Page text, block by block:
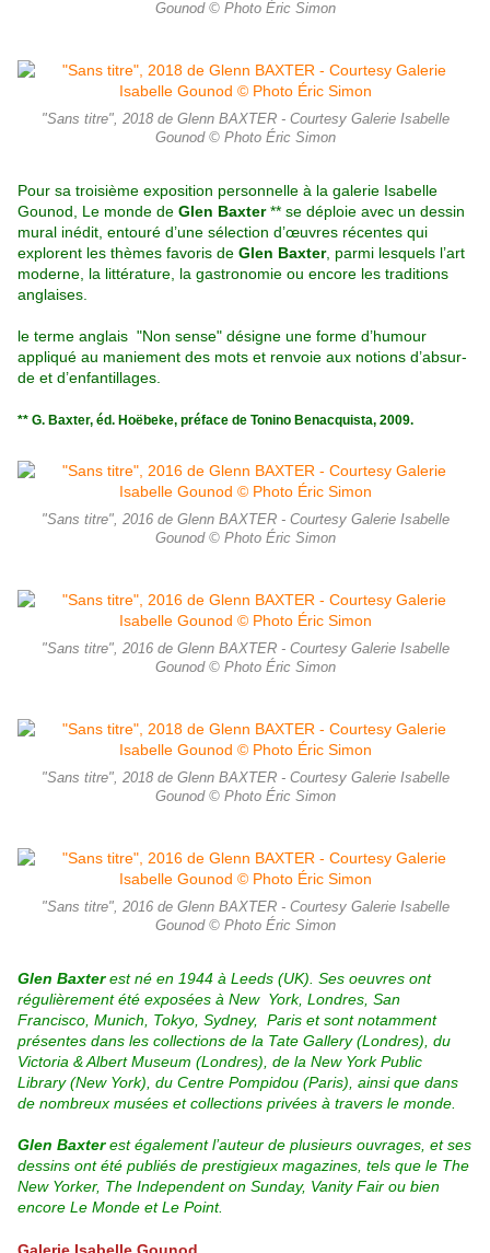
Gounod © Photo Éric Simon
"Sans titre", 2018 de Glenn BAXTER - Courtesy Galerie Isabelle
Gounod © Photo Éric Simon
Pour sa troisième exposition personnelle à la galerie Isabelle
Gounod, Le monde de Glen Baxter** se déploie avec un dessin
mural inédit, entouré d’une sélection d’œuvres récentes qui
explorent les thèmes favoris de Glen Baxter, parmi lesquels l’art
moderne, la littérature, la gastronomie ou encore les traditions
anglaises.
le terme anglais "Non sense" désigne une forme d’humour
appliqué au maniement des mots et renvoie aux notions d’absur-
de et d’enfantillages.
** G. Baxter, éd. Hoëbeke, préface de Tonino Benacquista, 2009.
"Sans titre", 2016 de Glenn BAXTER - Courtesy Galerie Isabelle
Gounod © Photo Éric Simon
"Sans titre", 2016 de Glenn BAXTER - Courtesy Galerie Isabelle
Gounod © Photo Éric Simon
"Sans titre", 2018 de Glenn BAXTER - Courtesy Galerie Isabelle
Gounod © Photo Éric Simon
"Sans titre", 2016 de Glenn BAXTER - Courtesy Galerie Isabelle
Gounod © Photo Éric Simon
Glen Baxterest né en 1944 à Leeds (UK). Ses oeuvres ont
régulièrement été exposées à New York, Londres, San
Francisco, Munich, Tokyo, Sydney, Paris et sont notamment
présentes dans les collections de la Tate Gallery (Londres), du
Victoria & Albert Museum (Londres), de la New York Public
Library (New York), du Centre Pompidou (Paris), ainsi que dans
de nombreux musées et collections privées à travers le monde.
Glen Baxterest également l’auteur de plusieurs ouvrages, et ses
dessins ont été publiés de prestigieux magazines, tels que le The
New Yorker, The Independent on Sunday, Vanity Fair ou bien
encore Le Monde et Le Point.